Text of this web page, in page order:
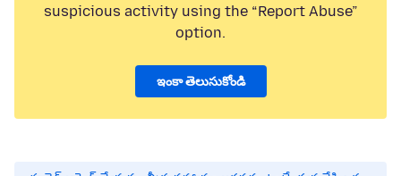
suspicious activity using the “Report Abuse”
option.
ఇంకా తెలుసుకోండి